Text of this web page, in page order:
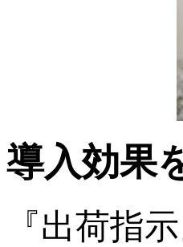
導入効果
『出荷指